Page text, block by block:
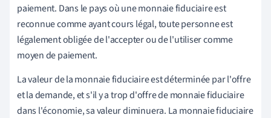
paiement. Dans le pays où une monnaie fiduciaire est
reconnue comme ayant cours légal, toute personne est
légalement obligée de l'accepter ou de l'utiliser comme
moyen de paiement.
La valeur de la monnaie fiduciaire est déterminée par l'offre
et la demande, et s'il y a trop d'offre de monnaie fiduciaire
dans l'économie, sa valeur diminuera. La monnaie fiduciaire